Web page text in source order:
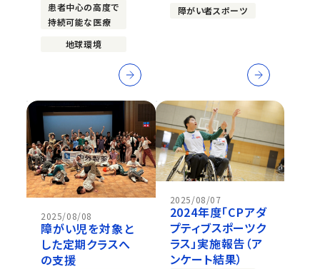
患者中心の高度で
持続可能な医療
地球環境
障がい者スポーツ
2025/08/08
障がい児を対象と
した定期クラスへ
の支援
2025/08/07
2024年度「CPアダ
プティブスポーツク
ラス」実施報告（ア
ンケート結果）